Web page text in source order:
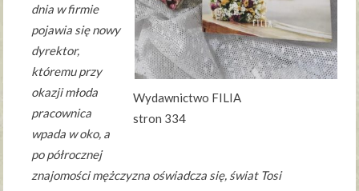
Wydawnictwo FILIA
stron 334
dnia w firmie
pojawia się nowy
dyrektor,
któremu przy
okazji młoda
pracownica
wpada w oko, a
po półrocznej
znajomości mężczyzna oświadcza się, świat Tosi